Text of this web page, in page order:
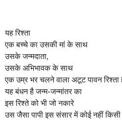
y
e
a
r
a
g
o
यह रिश्ता
एक बच्चे का उसकी मां के साथ
उसके जन्मदाता,
उसके अभिभावक के साथ
एक उम्र भर चलने वाला अटूट पावन रिश्ता
यह बंधन है जन्म-जन्मांतर का
इस रिश्ते को भी जो नकारे
उस जैसा पापी इस संसार में कोई नहीं किसी